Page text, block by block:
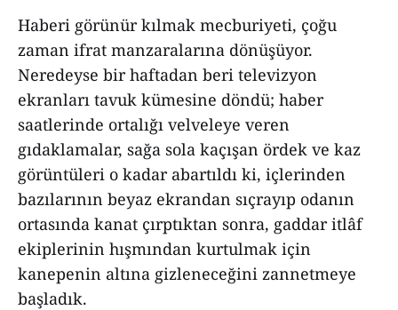
Haberi görünür kılmak mecburiyeti, çoğu
zaman ifrat manzaralarına dönüşüyor.
Neredeyse bir haftadan beri televizyon
ekranları tavuk kümesine döndü; haber
saatlerinde ortalığı velveleye veren
gıdaklamalar, sağa sola kaçışan ördek ve kaz
görüntüleri o kadar abartıldı ki, içlerinden
bazılarının beyaz ekrandan sıçrayıp odanın
ortasında kanat çırptıktan sonra, gaddar itlâf
ekiplerinin hışmından kurtulmak için
kanepenin altına gizleneceğini zannetmeye
başladık.